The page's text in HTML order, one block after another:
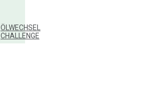
ÖLWECHSEL
CHALLENGE